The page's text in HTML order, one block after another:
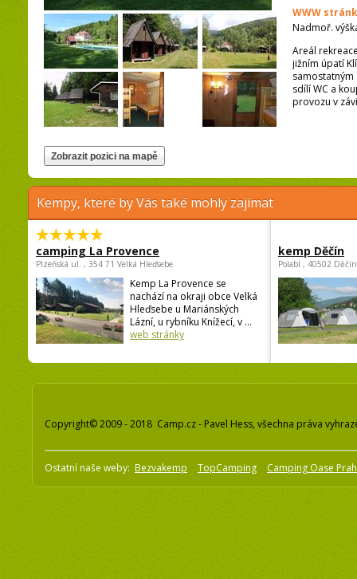
WWW
Nadmoř.
Areál
jižním úpatí
sdílí WC a
provozu v
Kempy, které by Vás také mohly zajímat
camping La Provence
Plzeňská ul. , 354 71 Velká Hleďsebe
Kemp La Provence se
nachází na okraji obce Velká
Hleďsebe u Mariánských
Lázní, u rybníku Knížecí, v ...
web stránky
kemp Děčín
Polabí , 40502 Děčín
Copyright© 2009 - 2018 Camp.cz - Pavel Hess, všechna práva
Ostatní naše weby: Bezvakemp TopCamping Camping Oase